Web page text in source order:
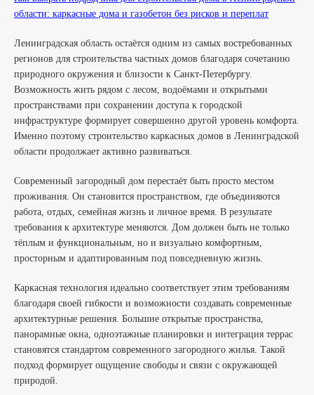
области: каркасные дома и газобетон без рисков и переплат
Ленинградская область остаётся одним из самых востребованных
регионов для строительства частных домов благодаря сочетанию
природного окружения и близости к Санкт-Петербургу.
Возможность жить рядом с лесом, водоёмами и открытыми
пространствами при сохранении доступа к городской
инфраструктуре формирует совершенно другой уровень комфорта.
Именно поэтому строительство каркасных домов в Ленинградской
области продолжает активно развиваться.
Современный загородный дом перестаёт быть просто местом
проживания. Он становится пространством, где объединяются
работа, отдых, семейная жизнь и личное время. В результате
требования к архитектуре меняются. Дом должен быть не только
тёплым и функциональным, но и визуально комфортным,
просторным и адаптированным под повседневную жизнь.
Каркасная технология идеально соответствует этим требованиям
благодаря своей гибкости и возможности создавать современные
архитектурные решения. Большие открытые пространства,
панорамные окна, одноэтажные планировки и интеграция террас
становятся стандартом современного загородного жилья. Такой
подход формирует ощущение свободы и связи с окружающей
природой.